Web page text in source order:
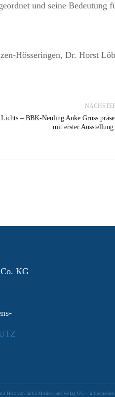
und seine Bedeutung
Hösseringen, Dr. Horst
Lichts – BBK-Neuling Anke Gruss
mit erster
KG
Herz von Initia Medien und Verlag UG - initia-